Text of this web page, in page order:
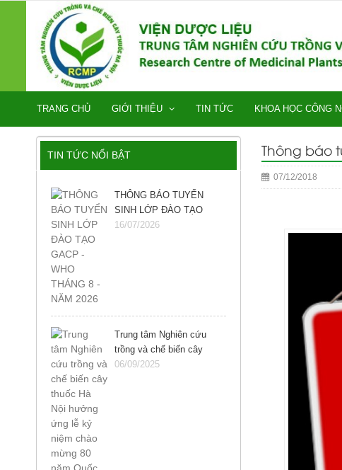
TRANG CHỦ GIỚI THIỆU TIN TỨC KHOA HỌC CÔNG
TIN TỨC NỔI BẬT
THÔNG BÁO TUYỂN
SINH LỚP ĐÀO TẠO
GACP - WHO THÁNG 8 -
16/07/2026
Trung tâm Nghiên cứu
trồng và chế biến cây
thuốc Hà Nội hưởng ứng
06/09/2025
Thông báo
07/12/2018